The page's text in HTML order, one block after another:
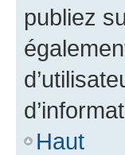
publiez
Haut